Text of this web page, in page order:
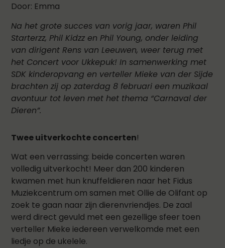
Door: Emma
Na het grote succes van vorig jaar, waren Phil
Starterzz, Phil Kidzz en Phil Young, onder leiding
van dirigent Rens van Leeuwen, weer terug met
het Concert voor Ukkepuk! In samenwerking met
SDK kinderopvang en verteller Mieke van der Sijde
brachten zij op zaterdag 8 februari een muzikaal
avontuur tot leven met het thema “Carnaval der
Dieren”.
Twee uitverkochte concerten!
Wat een verrassing: beide concerten waren
volledig uitverkocht! Meer dan 200 kinderen
kwamen met hun knuffeldieren naar het Fidus
Muziekcentrum om samen met Ollie de Olifant op
zoek te gaan naar zijn dierenvriendjes. De zaal
werd direct gevuld met een gezellige sfeer toen
verteller Mieke iedereen verwelkomde met een
liedje op de ukelele.